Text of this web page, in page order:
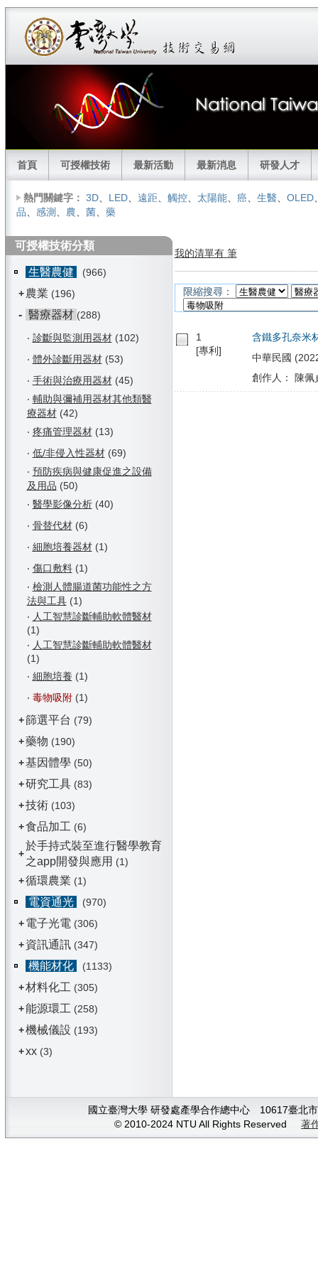
首頁 可授權技術 最新活動 最新消息 研發人才
熱門關鍵字： 3D、 LED、 遠距、 觸控、 太陽能、 癌、 生醫、 OLED
品、 感測 、 農、 菌、 藥
可授權技術分類
生醫農健
(966)
+ 農業 (196)
- 醫療器材 (288)
‧ 診斷與監測用器材(102)
‧ 體外診斷用器材(53)
‧ 手術與治療用器材(45)
‧ 輔助與彌補用器材其他類醫
療器材(42)
‧ 疼痛管理器材(13)
‧ 低/非侵入性器材(69)
‧ 預防疾病與健康促進之設備
及用品 (50)
‧ 醫學影像分析(40)
‧ 骨替代材(6)
‧ 細胞培養器材(1)
‧ 傷口敷料(1)
‧ 檢測人體腸道菌功能性之方
法與工具(1)
‧ 人工智慧診斷輔助軟體醫材
(1)
‧ 人工智慧診斷輔助軟體醫材
(1)
‧ 細胞培養 (1)
‧ 毒物吸附(1)
+篩選平台 (79)
+藥物 (190)
+基因體學 (50)
+研究工具(83)
+技術(103)
+食品加工 (6)
+
於手持式裝至進行醫學教育
之app開發與應用 (1)
+循環農業 (1)
電資通光
(970)
+ 電子光電 (306)
+ 資訊通訊(347)
機能材化
(1133)
+材料化工 (305)
+能源環工 (258)
+機械儀設 (193)
+xx(3)
我的清單有 筆
限縮搜尋：
1
[專利]
含鐵多孔奈米
中華民國
創作人： 陳佩
國立臺灣大學 研發處產學合作總中心 10617臺
© 2010-2024 NTU All Rights Reserved 著